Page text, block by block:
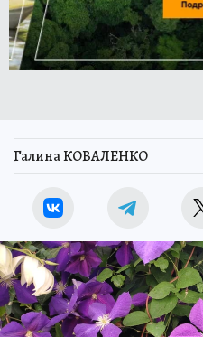
Галина КОВАЛЕНКО